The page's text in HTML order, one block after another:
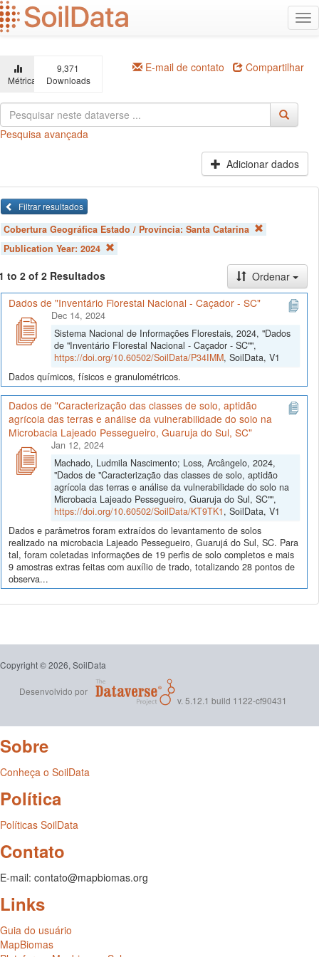
Ir
para
o
principal
Métricas
9,371
Downloads
E-mail de contato Compartilhar
Pesquisa avançada
Adicionar dados
Filtrar resultados
Cobertura Geográfica Estado / Província: Santa Catarina
Publication Year: 2024
to 2 of 2 Resultados
Ordenar
Dados de "Inventário Florestal Nacional - Caçador - SC"
Dec 14, 2024
Sistema Nacional de Informações Florestais, 2024, "Dados
de "Inventário Florestal Nacional - Caçador - SC"",
https://doi.org/10.60502/SoilData/P34IMM, SoilData, V1
Dados químicos, físicos e granulométricos.
Dados de "Caracterização das classes de solo, aptidão
agrícola das terras e análise da vulnerabilidade do solo na
Microbacia Lajeado Pessegueiro, Guaruja do Sul, SC"
Jan 12, 2024
Machado, Ludmila Nascimento; Loss, Arcângelo, 2024,
"Dados de "Caracterização das classes de solo, aptidão
agrícola das terras e análise da vulnerabilidade do solo na
Microbacia Lajeado Pessegueiro, Guaruja do Sul, SC"",
https://doi.org/10.60502/SoilData/KT9TK1, SoilData, V1
Dados e parâmetros foram extraídos do levantamento de solos
realizado na microbacia Lajeado Pessegueiro, Guarujá do Sul, SC. Para
tal, foram coletadas informações de 19 perfis de solo completos e mais
9 amostras extras feitas com auxílio de trado, totalizando 28 pontos de
observa...
Copyright © 2026, SoilData
Desenvolvido por
v. 5.12.1 build 1122-cf90431
Sobre
Conheça o SoilData
Política
Políticas SoilData
Contato
E-mail: contato@mapbiomas.org
Links
Guia do usuário
MapBiomas